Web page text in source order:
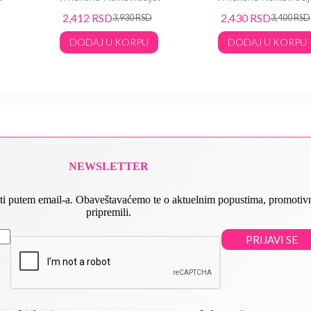
3,930RSD
2,412 RSD
DODAJ U KORPU
3,400RSD
2,430RSD
DODAJ U KORPU
NEWSLETTER
email-a. Obaveštavaćemo te o aktuelnim popustima,
pripremili.
PRIJAVI SE